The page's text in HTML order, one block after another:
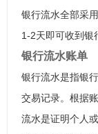
银行流水全部采
1-2天即可收到银
银行流水账单
银行流水是指银
交易记录。根据
流水是证明个人